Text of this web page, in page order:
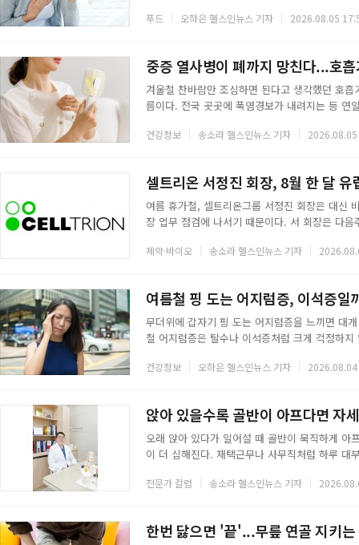
된다.◇ 마늘마늘을 썰거나 찧을 때 생기는 알리
푸드 오하은 헬스인뉴스 기자 2026.08.05
중증 열사병이 폐까지 망친다...호
겨울철 찬바람만 조심하면 된다고 생각했던 호
름이다. 전국 곳곳에 폭염경보가 내려지는 등 연
니라 습도와 오존, 미세먼지 등 여러 환경 요인
건강정보 송소라 헬스인뉴스 기자
셀트리온 서정진 회장, 8월 한 달 유
여름 휴가철, 셀트리온그룹 서정진 회장은 대신
장 업무 점검에 나서기 때문이다. 서 회장은 다
다.이번 출장은 단순한 해외 법인 순회가 아닌
제약·바이오 송소라 헬스인뉴스 기자
여름철 핑 도는 어지럼증, 이석증일
무더위에 갑자기 핑 도는 어지럼증을 느끼면 대
철 어지럼증은 탈수나 이석증처럼 크게 걱정하
럼증이 느는 이유땀을 많이 흘려 몸의 수분이 빠
건강정보 오하은 헬스인뉴스 기자
앉아 있을수록 골반이 아프다면 자
오래 앉아 있다가 일어설 때 골반이 묵직하게 아
이 더 심해진다. 재택근무나 사무직처럼 하루 대
다.골반은 상체와 하체를 연결하는 신체의 중심
전문가 칼럼 송소라 헬스인뉴스 기자
한번 닳으면 '끝'...무릎 연골 지키는